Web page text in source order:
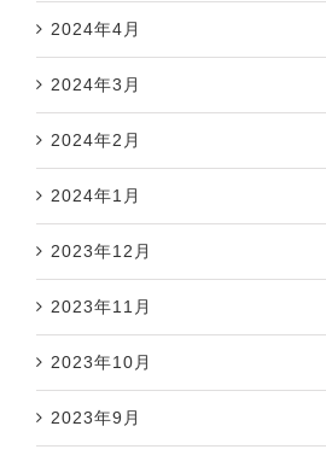
2024年4月
2024年3月
2024年2月
2024年1月
2023年12月
2023年11月
2023年10月
2023年9月